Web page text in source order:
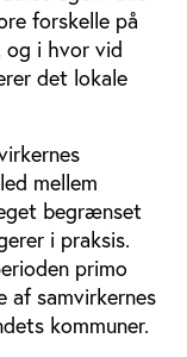
forskelle på
og i hvor vid
det lokale
mellem
begrænset
i praksis.
primo
af samvirkernes
kommuner.